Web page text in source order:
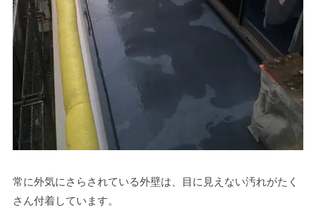
常に外気にさらされている外壁は、目に見えない汚れがたく
さん付着しています。